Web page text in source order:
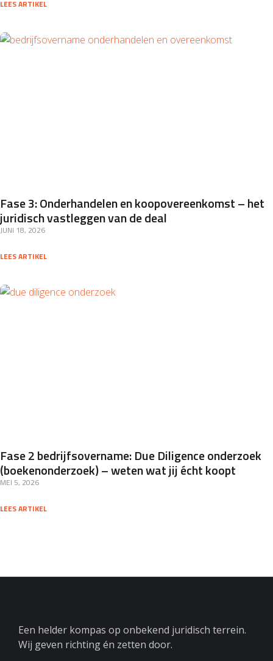
LEES ARTIKEL
Fase 3: Onderhandelen en koopovereenkomst – het
juridisch vastleggen van de deal
JUNI 18, 2026
LEES ARTIKEL
Fase 2 bedrijfsovername: Due Diligence onderzoek
(boekenonderzoek) – weten wat jij écht koopt
MEI 5, 2026
LEES ARTIKEL
Een helder kompas op onbekend juridisch terrein.
Wij geven richting én zetten door.